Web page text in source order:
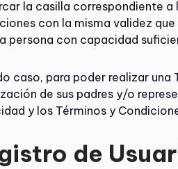
la casilla correspondiente
con la misma validez
persona con capacidad
caso, para poder realizar una
de sus padres y/o
y los Términos y
de